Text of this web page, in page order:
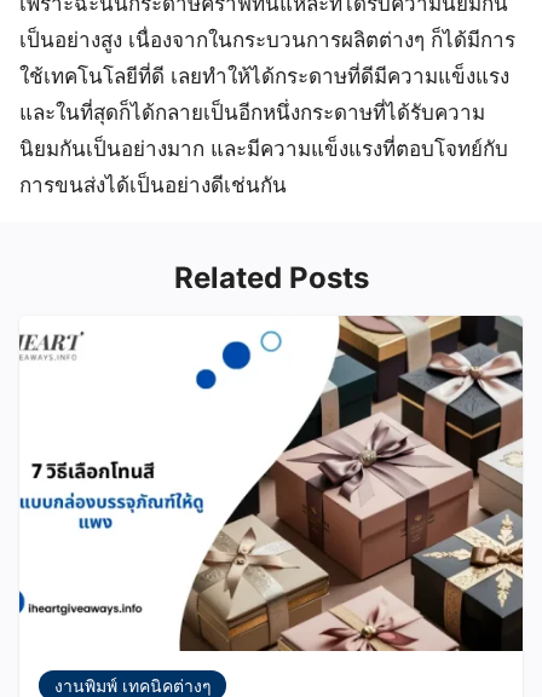
เป็นอย่างสูง เนื่องจากในกระบวนการผลิตต่างๆ ก็ได้มีการ
ใช้เทคโนโลยีที่ดี เลยทำให้ได้กระดาษที่ดีมีความแข็งแรง
และในที่สุดก็ได้กลายเป็นอีกหนึ่งกระดาษที่ได้รับความ
นิยมกันเป็นอย่างมาก และมีความแข็งแรงที่ตอบโจทย์กับ
การขนส่งได้เป็นอย่างดีเช่นกัน
Related Posts
งานพิมพ์ เทคนิคต่างๆ